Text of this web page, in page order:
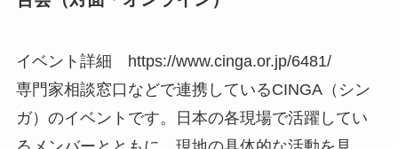
イベント詳細 https://www.cinga.or.jp/6481/
専門家相談窓口などで連携しているCINGA（シン
ガ）のイベントです。日本の各現場で活躍してい